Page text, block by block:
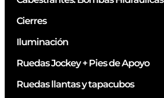
Cierres
Iluminación
Ruedas Jockey + Pies de Apoyo
Ruedas llantas y tapacubos